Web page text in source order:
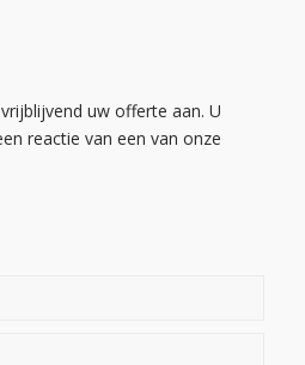
uw offerte aan. U
reactie van een van onze